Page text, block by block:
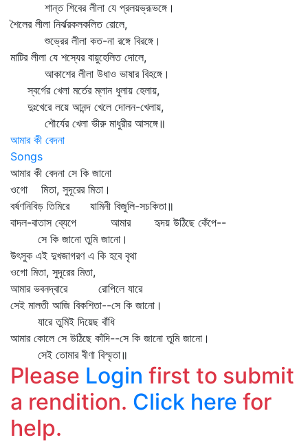
শান্ত শিবের লীলা যে প্রলয়ভ্রূভঙ্গে।
শৈলের লীলা নির্ঝরকলকলিত রোলে,
শুভ্রের লীলা কত-না রঙ্গে বিরঙ্গে।
মাটির লীলা যে শস্যের বায়ুহেলিত দোলে,
আকাশের লীলা উধাও ভাষার বিহঙ্গে।
স্বর্গের খেলা মর্তের ম্লান ধুলায় হেলায়,
দুঃখেরে লয়ে আনন্দ খেলে দোলন-খেলায়,
শৌর্যের খেলা ভীরু মাধুরীর আসঙ্গে॥
আমার কী বেদনা
Songs
আমার কী বেদনা সে কি জানো
ওগো মিতা, সুদূরের মিতা।
বর্ষণনিবিড় তিমিরে যামিনী বিজুলি-সচকিতা॥
বাদল-বাতাস ব্যেপে আমার হৃদয় উঠিছে কেঁপে--
সে কি জানো তুমি জানো।
উৎসুক এই দুখজাগরণ এ কি হবে বৃথা
ওগো মিতা, সুদূরের মিতা,
আমার ভবনদ্বারে রোপিলে যারে
সেই মালতী আজি বিকশিতা--সে কি জানো।
যারে তুমিই দিয়েছ বাঁধি
আমার কোলে সে উঠিছে কাঁদি--সে কি জানো তুমি জানো।
সেই তোমার বীণা বিস্মৃতা॥
Please Login first to submit
a rendition. Click here for
help.